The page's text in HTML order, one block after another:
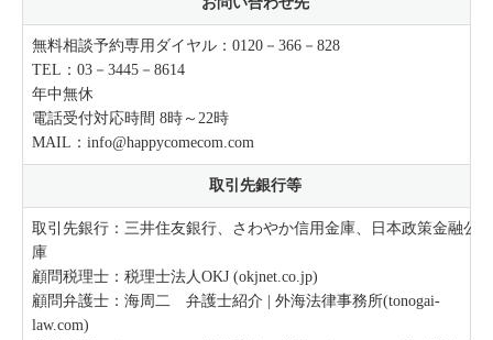
無料相談予約専用ダイヤル： 0120－366－828
TEL： 03－3445－8614
年中無休
電話受付対応時間 8時～22時
MAIL： info@happycomecom.com
取引先銀行等
取引先銀行：三井住友銀行、さわやか信用金庫、日本政策金融公
庫
顧問税理士： 税理士法人OKJ (okjnet.co.jp)
顧問弁護士： 海周二 弁護士紹介 | 外海法律事務所(tonogai-
law.com)